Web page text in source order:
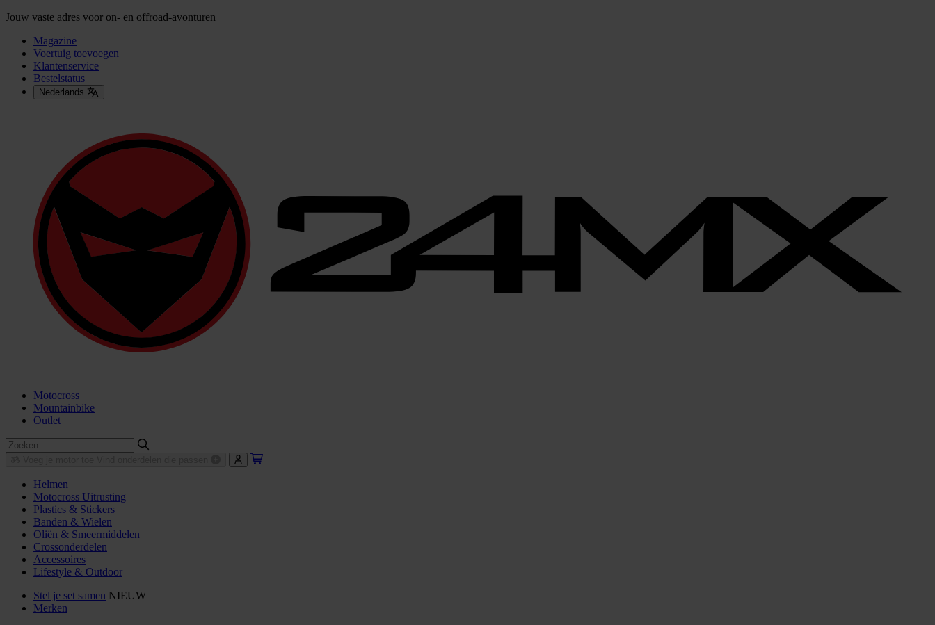
Jouw vaste adres voor on- en offroad-avonturen
Magazine
Voertuig toevoegen
Klantenservice
Bestelstatus
Nederlands
Motocross
Mountainbike
Outlet
Helmen
Motocross Uitrusting
Plastics & Stickers
Banden & Wielen
Oliën & Smeermiddelen
Crossonderdelen
Accessoires
Lifestyle & Outdoor
Stel je set samen NIEUW
Merken